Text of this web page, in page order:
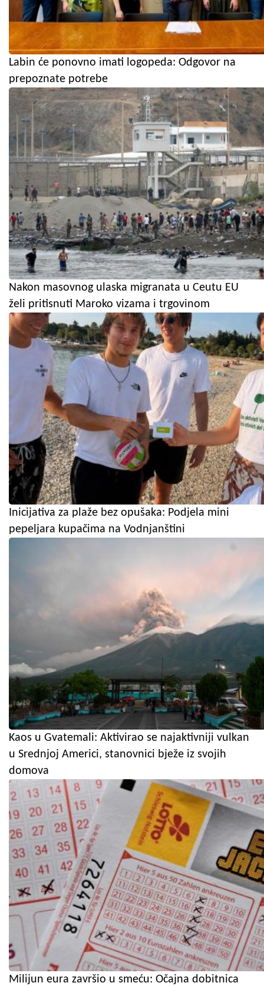
Labin će ponovno imati logopeda: Odgovor na
prepoznate potrebe
Nakon masovnog ulaska migranata u Ceutu EU
želi pritisnuti Maroko vizama i trgovinom
Inicijativa za plaže bez opušaka: Podjela mini
pepeljara kupačima na Vodnjanštini
Kaos u Gvatemali: Aktivirao se najaktivniji vulkan
u Srednjoj Americi, stanovnici bježe iz svojih
domova
Milijun eura završio u smeću: Očajna dobitnica